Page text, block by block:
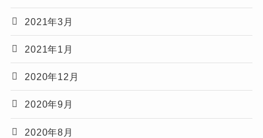
2021年3月
2021年1月
2020年12月
2020年9月
2020年8月